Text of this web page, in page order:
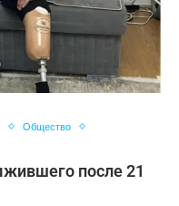
Общество
после 21